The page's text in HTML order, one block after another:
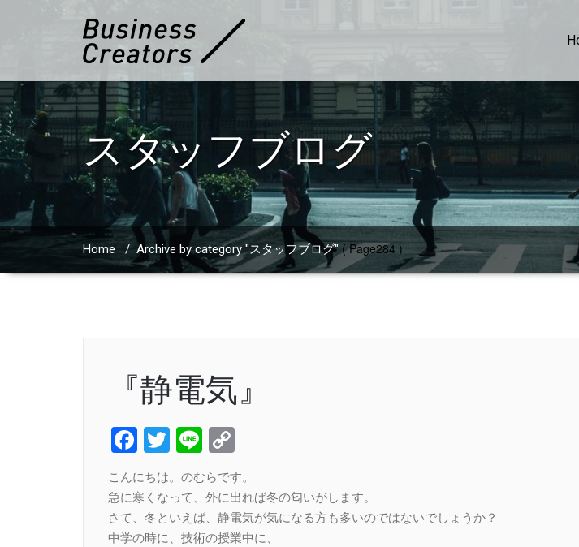
スタッフブログ
Home / Archive by category "スタッフブログ" ( Page284 )
『静電気』
Facebook
Twitter
Line
Link
こんにちは。のむらです。
急に寒くなって、外に出れば冬の匂いがします。
さて、冬といえば、静電気が気になる方も多いのではないでしょうか？
中学の時に、技術の授業中に、